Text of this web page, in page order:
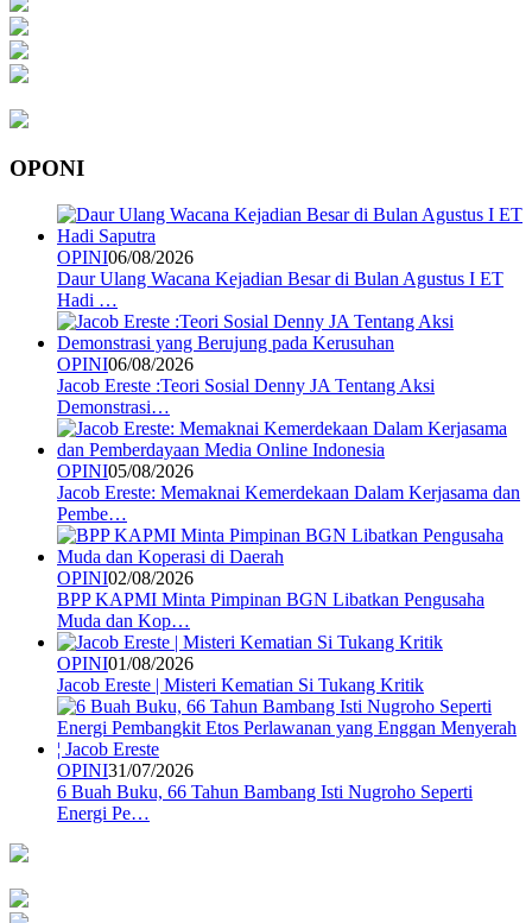
OPONI
OPINI06/08/2026
Daur Ulang Wacana Kejadian Besar di Bulan Agustus I ET
Hadi …
OPINI06/08/2026
Jacob Ereste :Teori Sosial Denny JA Tentang Aksi
Demonstrasi…
OPINI05/08/2026
Jacob Ereste: Memaknai Kemerdekaan Dalam Kerjasama dan
Pembe…
OPINI02/08/2026
BPP KAPMI Minta Pimpinan BGN Libatkan Pengusaha
Muda dan Kop…
OPINI01/08/2026
Jacob Ereste | Misteri Kematian Si Tukang Kritik
OPINI31/07/2026
6 Buah Buku, 66 Tahun Bambang Isti Nugroho Seperti
Energi Pe…